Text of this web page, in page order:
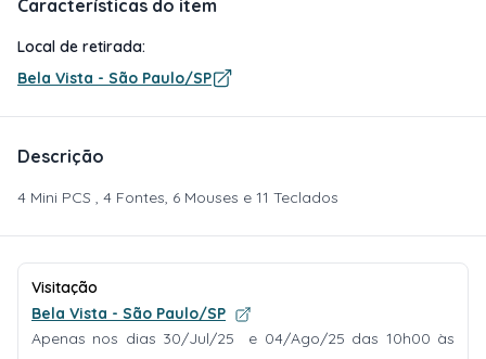
Características do item
Local de retirada:
Bela Vista - São Paulo/SP
Descrição
4 Mini PCS , 4 Fontes, 6 Mouses e 11 Teclados
Visitação
Bela Vista - São Paulo/SP
Apenas nos dias 30/Jul/25 e 04/Ago/25 das 10h00 às